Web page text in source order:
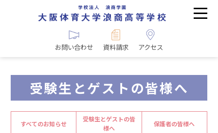
お問い合わせ 資料請求 アクセス
受験生とゲストの皆様へ
すべてのお知らせ
受験生とゲストの皆
様へ
保護者の皆様へ